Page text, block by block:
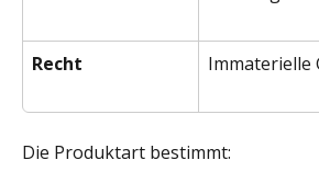
Recht
Immaterielle
Die Produktart bestimmt: